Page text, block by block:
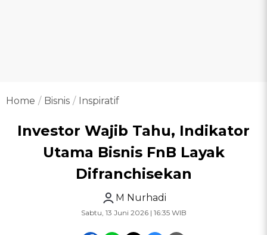
Home Bisnis Inspiratif
Investor Wajib Tahu, Indikator
Utama Bisnis FnB Layak
Difranchisekan
M Nurhadi
Sabtu, 13 Juni 2026 | 16:35 WIB